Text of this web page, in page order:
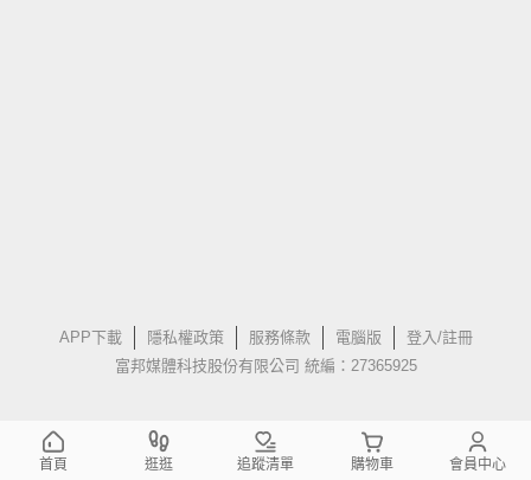
APP下載 隱私權政策 服務條款 電腦版
登入/註冊
富邦媒體科技股份有限公司 統編：27365925
首頁 逛逛 追蹤清單 購物車 會員中心